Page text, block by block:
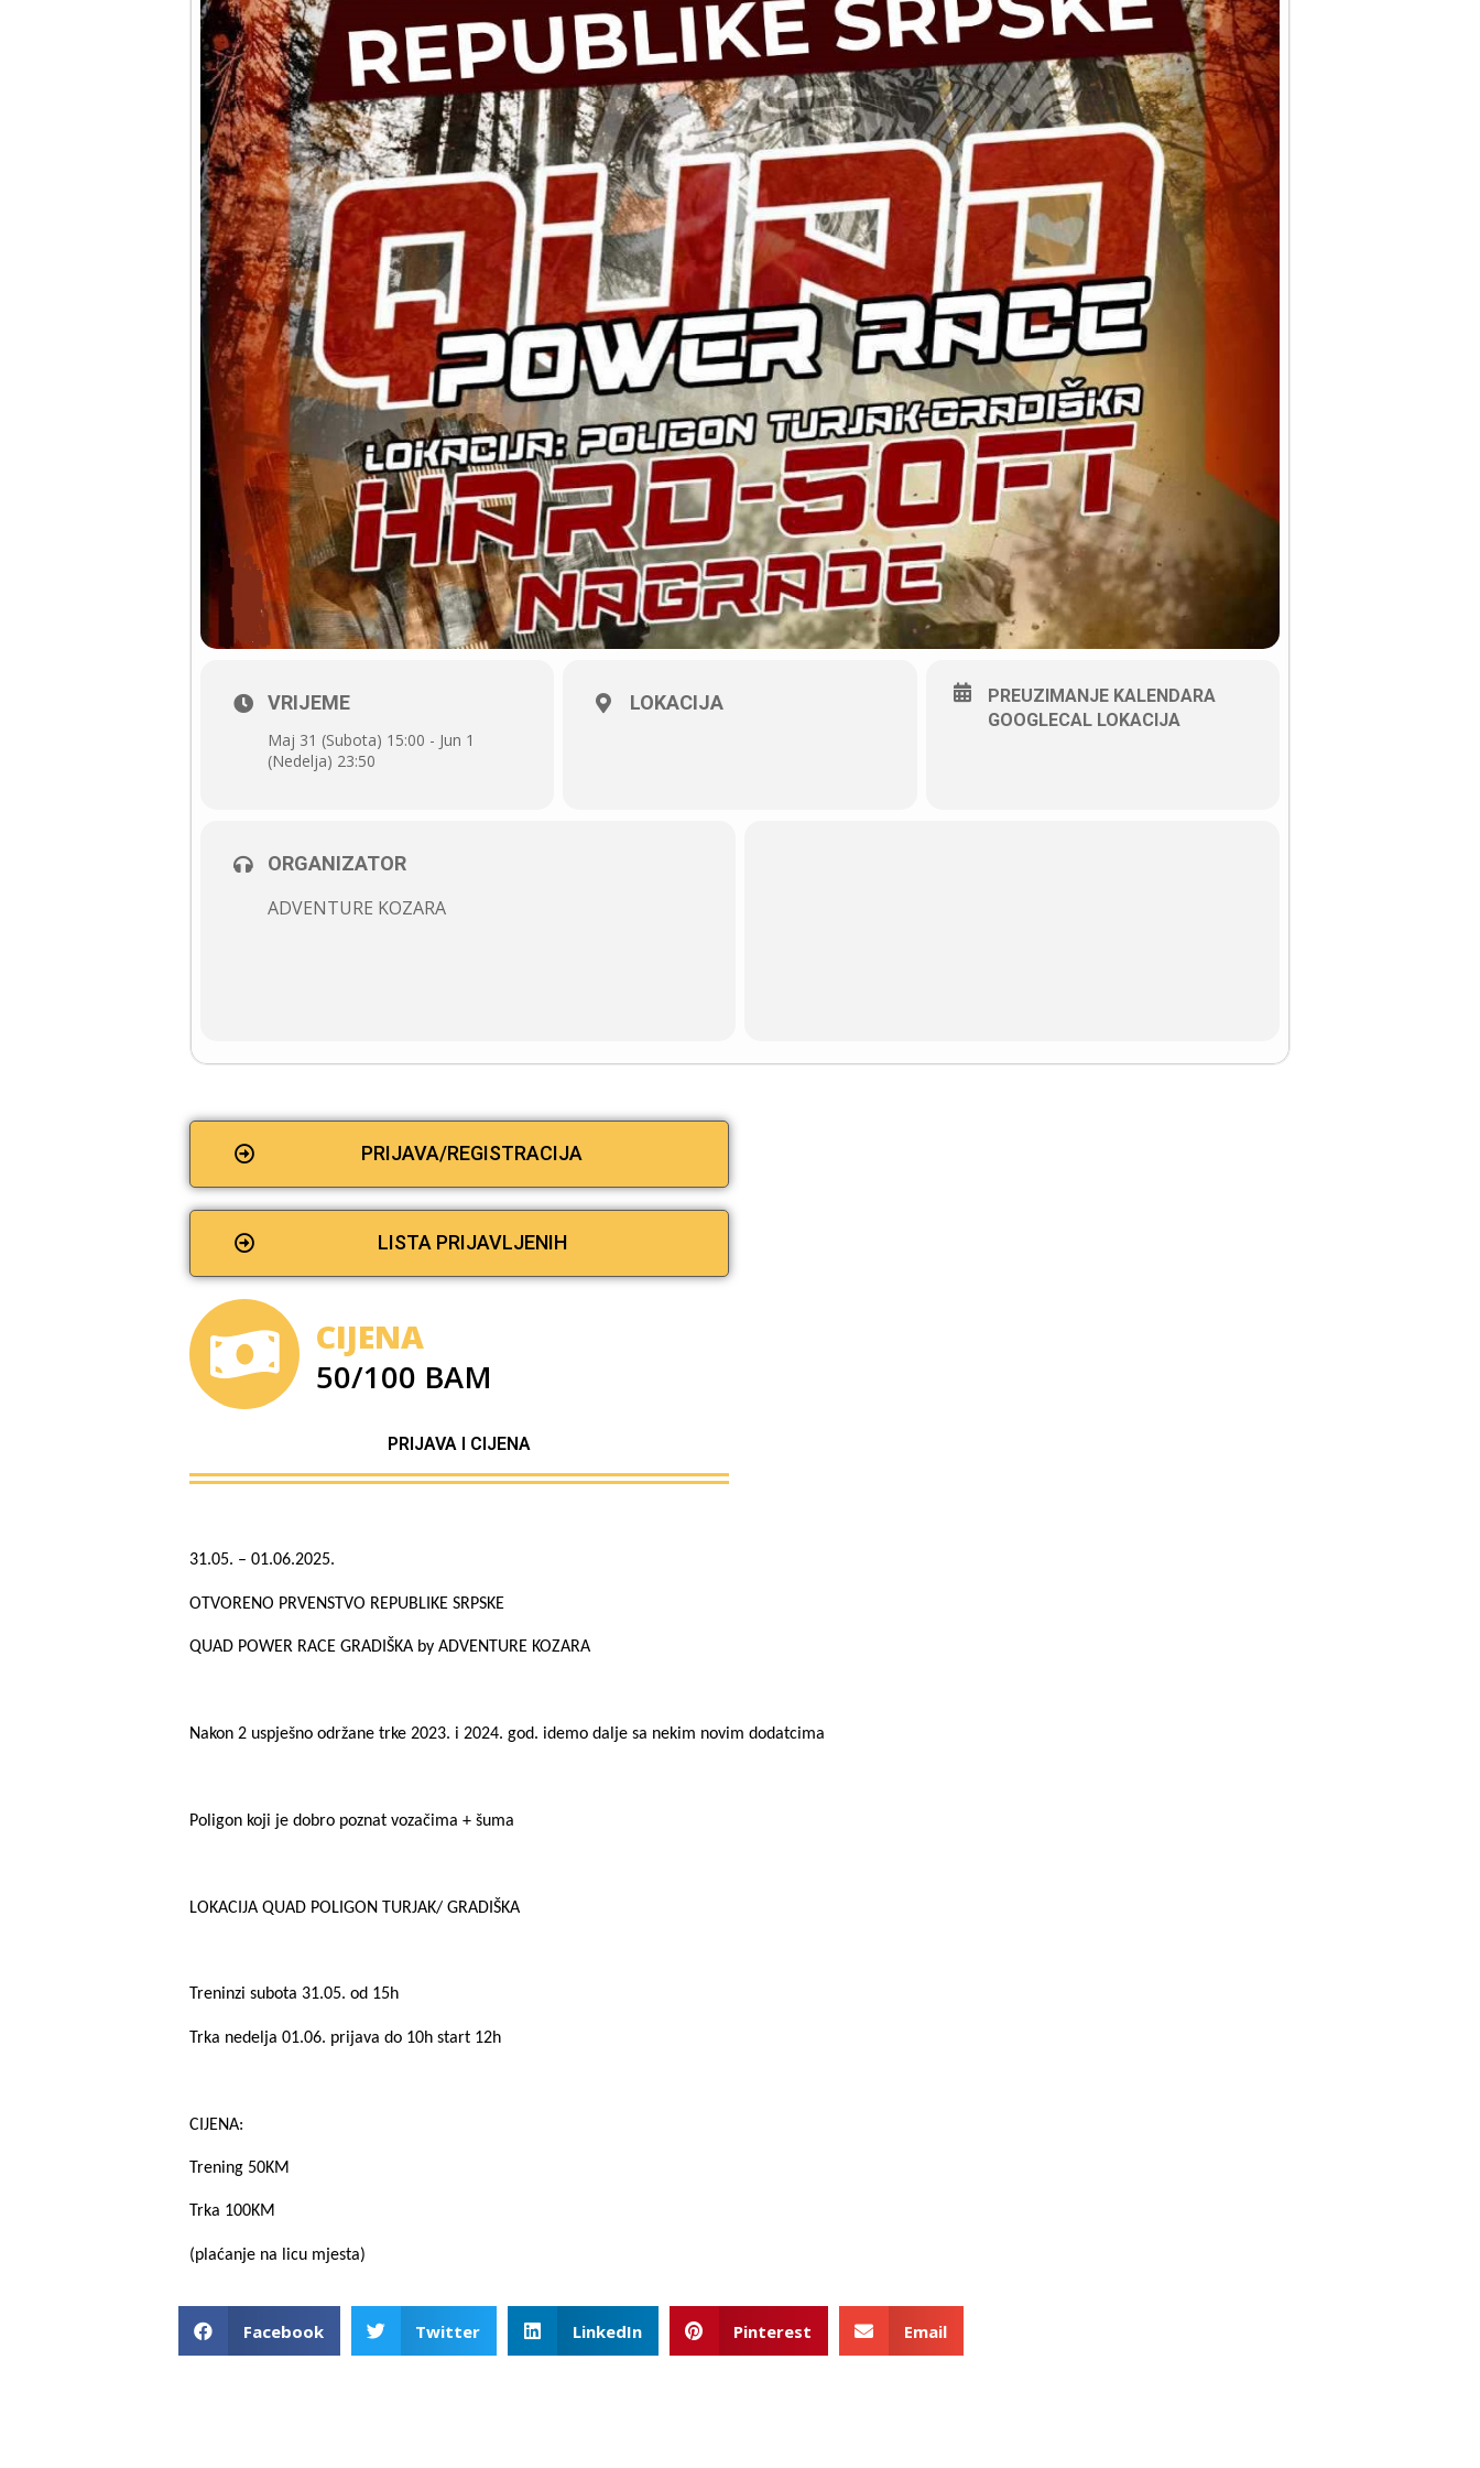
VRIJEME
Maj 31 (Subota) 15:00 - Jun 1
(Nedelja) 23:50
LOKACIJA
PREUZIMANJE KALENDARA
GOOGLECAL LOKACIJA
ORGANIZATOR
ADVENTURE KOZARA
PRIJAVA/REGISTRACIJA
LISTA PRIJAVLJENIH
CIJENA
50/100 BAM
PRIJAVA I CIJENA
31.05. – 01.06.2025.
OTVORENO PRVENSTVO REPUBLIKE SRPSKE
QUAD POWER RACE GRADIŠKA by ADVENTURE KOZARA
Nakon 2 uspješno održane trke 2023. i 2024. god. idemo dalje sa nekim novim dodatcima
Poligon koji je dobro poznat vozačima + šuma
LOKACIJA QUAD POLIGON TURJAK/ GRADIŠKA
Treninzi subota 31.05. od 15h
Trka nedelja 01.06. prijava do 10h start 12h
CIJENA:
Trening 50KM
Trka 100KM
(plaćanje na licu mjesta)
Facebook Twitter LinkedIn Pinterest Email